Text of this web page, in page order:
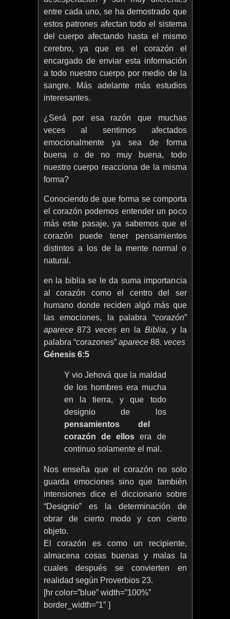
entre cada uno, se ha demostrado que
estos patrones afectan todo el sistema
del cuerpo afectando hasta el mismo
cerebro, ya que es el corazón el
encargado de enviar esta información
a todo nuestro cuerpo por medio de la
sangre. Más adelante más estudios
interesantes.
¿Será por esa razón que muchas
veces al sentirnos afectados
emocionalmente ya sea de forma
buena o de no muy buena, todo
nuestro cuerpo reacciona de la misma
forma?
Conociendo de que forma se comporta
el corazón podemos entender un poco
más este pasaje, ya sabemos que el
corazón puede tener pensamientos
distintos a los de la mente normal o
natural.
en la biblia se le da suma importancia
al corazón como el centro del ser
humano donde reciden algó más que
las emociones, la palabra “corazón”
aparece873 veces en la Biblia, y la
palabra “corazones” aparece88. veces
Génesis 6:5
Y vio Jehová que la maldad
de los hombres era mucha
en la tierra, y que todo
designio de los
pensamientos del
corazón de ellos era de
continuo solamente el mal.
Nos enseña que el corazón no solo
guarda emociones sino que también
intensiones dice el diccionario sobre
“Designio” es la determinación de
obrar de cierto modo y con cierto
objeto.
El corazón es como un recipiente,
almacena cosas buenas y malas la
cuales después se convierten en
realidad según Proverbios 23.
[hr color=”blue” width=”100%”
border_width=”1″ ]